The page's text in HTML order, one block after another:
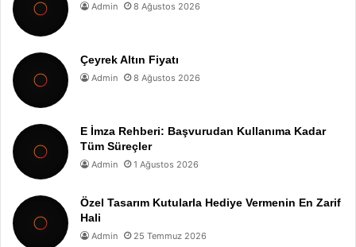
Admin 8 Ağustos 2026
Çeyrek Altın Fiyatı
Admin 8 Ağustos 2026
E İmza Rehberi: Başvurudan Kullanıma Kadar
Tüm Süreçler
Admin 1 Ağustos 2026
Özel Tasarım Kutularla Hediye Vermenin En Zarif
Hali
Admin 25 Temmuz 2026